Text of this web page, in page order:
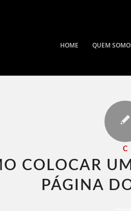
HOME QUEM
C
COLOCAR
PÁGINA